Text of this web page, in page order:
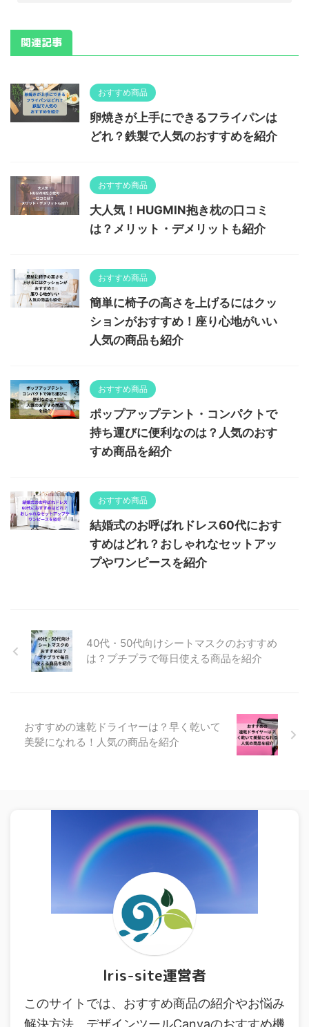
関連記事
おすすめ商品
卵焼きが上手にできるフライパンは
どれ？鉄製で人気のおすすめを紹介
おすすめ商品
大人気！HUGMIN抱き枕の口コミ
は？メリット・デメリットも紹介
おすすめ商品
簡単に椅子の高さを上げるにはクッ
ションがおすすめ！座り心地がいい
人気の商品も紹介
おすすめ商品
ポップアップテント・コンパクトで
持ち運びに便利なのは？人気のおす
すめ商品を紹介
おすすめ商品
結婚式のお呼ばれドレス60代におす
すめはどれ？おしゃれなセットアッ
プやワンピースを紹介
40代・50代向けシートマスクのおすすめ
は？プチプラで毎日使える商品を紹介
おすすめの速乾ドライヤーは？早く乾いて
美髪になれる！人気の商品を紹介
lris-site運営者
このサイトでは、おすすめ商品の紹介やお悩み
解決方法、デザインツールCanvaのおすすめ機